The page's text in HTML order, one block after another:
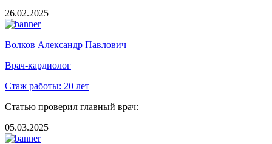
26.02.2025
Волков Александр Павлович
Врач-кардиолог
Стаж работы: 20 лет
Статью проверил главный врач:
05.03.2025